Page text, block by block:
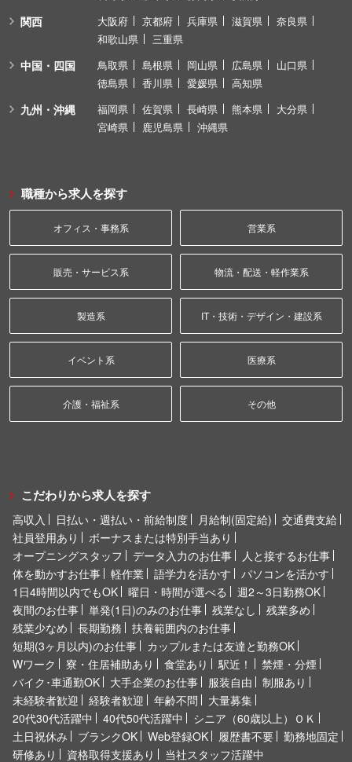
関西 大阪府 京都府 兵庫県 滋賀県
奈良県
和歌山県
三重県
中国・四国 鳥取県 島根県 岡山県 広島県
山口県
徳島県
香川県 愛媛県 高知県
九州・沖縄 福岡県 佐賀県 長崎県 熊本県
大分県
宮崎県
鹿児島県 沖縄県
職種から求人を探す
オフィス・事務系 営業系
販売・サービス系 物流・配送・軽作業系
製造系 IT・技術・デザイン・建設系
イベント系 医療系
介護・福祉系 その他
こだわりから求人を探す
高収入 日払い・週払い・前給制度 月給制(固定給)
交通費支給
社員登用あり
ボーナスまたは特別手当あり
オープニングスタッフ
データ入力のお仕事
人と接するお仕事
体を動かすお仕事
軽作業 語学力を活かす
パソコンを活かす
1日4時間以内でもOK
曜日・時間が選べる
週2～3日勤務OK
夜間のお仕事
単発(1日)のみのお仕事 残業なし
残業多め
残業少なめ
長期勤務
扶養範囲内のお仕事
短期(3ヶ月以内)のお仕事
カップルまたは友達と勤務OK
Wワーク
寮・住居補助あり 食堂あり 駅近！
禁煙・分煙
バイク･車通勤OK
大手企業のお仕事 服装自由
制服あり
未経験者歓迎
経験者歓迎 年齢不問
大量募集
20代30代活躍中
40代50代活躍中
シニア（60歳以上）ＯＫ
土日祝休み
ブランクOK Web登録OK 履歴書不要
勤務地固定
研修あり
資格取得支援あり 当社スタッフ活躍中